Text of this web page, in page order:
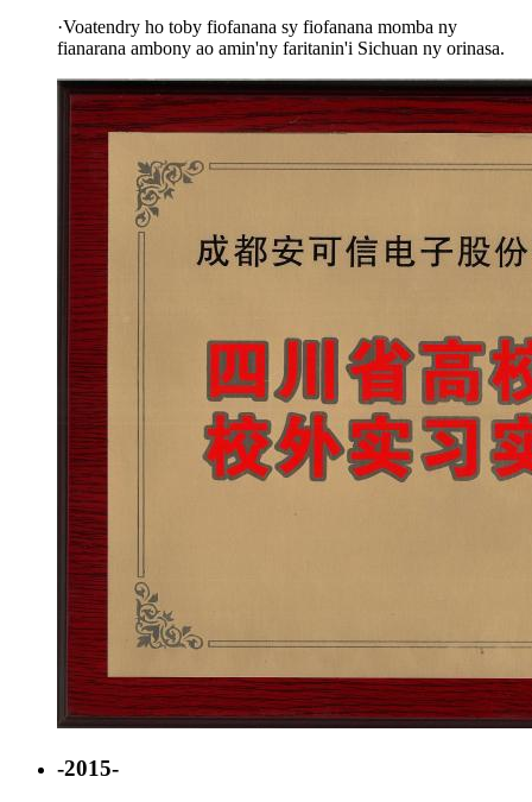
·Voatendry ho toby fiofanana sy fiofanana momba ny
fianarana ambony ao amin'ny faritanin'i Sichuan ny orinasa.
-2015-